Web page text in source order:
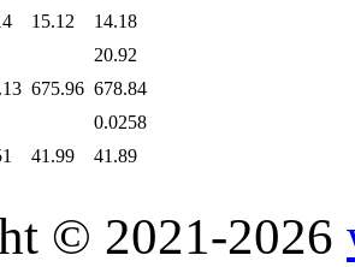
15.12
14.18
20.92
675.96 678.84
0.0258
41.99 41.89
© 2021-2026